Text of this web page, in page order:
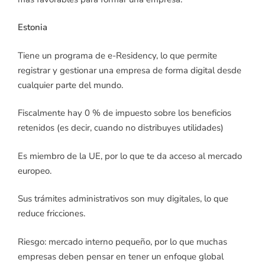
Estonia
Tiene un programa de e-Residency, lo que permite
registrar y gestionar una empresa de forma digital desde
cualquier parte del mundo.
Fiscalmente hay 0 % de impuesto sobre los beneficios
retenidos (es decir, cuando no distribuyes utilidades)
Es miembro de la UE, por lo que te da acceso al mercado
europeo.
Sus trámites administrativos son muy digitales, lo que
reduce fricciones.
Riesgo: mercado interno pequeño, por lo que muchas
empresas deben pensar en tener un enfoque global